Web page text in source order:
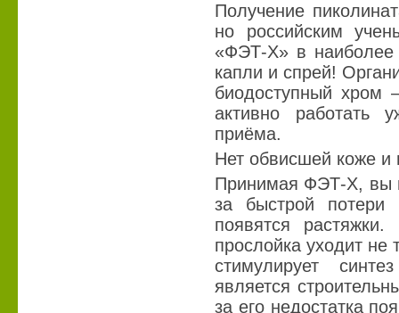
Получение
но российским
«ФЭТ-Х» в
капли и спрей!
биодоступный хром
активно работать
приёма.
Нет обвисшей коже
Принимая ФЭТ-Х, вы
за быстрой
появятся
прослойка уходит
стимулирует
является
за его недостатка